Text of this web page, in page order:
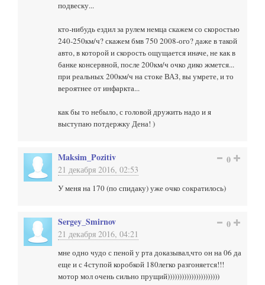
подвеску...
кто-нибудь ездил за рулем немца скажем со скоростью
240-250км/ч? скажем бмв 750 2008-ого? даже в такой
авто, в которой и скорость ощущается иначе, не как в
банке консервной, после 200км/ч очко дико жмется...
при реальных 200км/ч на стоке ВАЗ, вы умрете, и то
вероятнее от инфаркта...
как бы то небыло, с головой дружить надо и я
выступаю потдержку Дена! )
Maksim_Pozitiv
21 декабря 2016, 02:53
0
У меня на 170 (по спидаку) уже очко сократилось)
Sergey_Smirnov
21 декабря 2016, 04:21
0
мне одно чудо с пеной у рта доказывал,что он на 06 да
еще и с 4ступой коробкой 180легко разгоняется!!!
мотор мол очень сильно прущий))))))))))))))))))))))